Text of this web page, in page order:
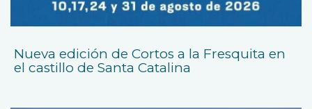
Nueva edición de Cortos a la Fresquita en
el castillo de Santa Catalina